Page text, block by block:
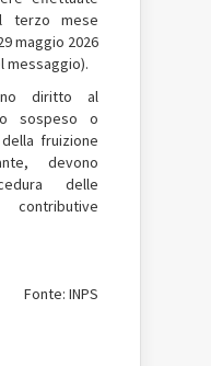
terzo mese
maggio 2026
messaggio).
diritto al
sospeso o
fruizione
devono
delle
Fonte: INPS